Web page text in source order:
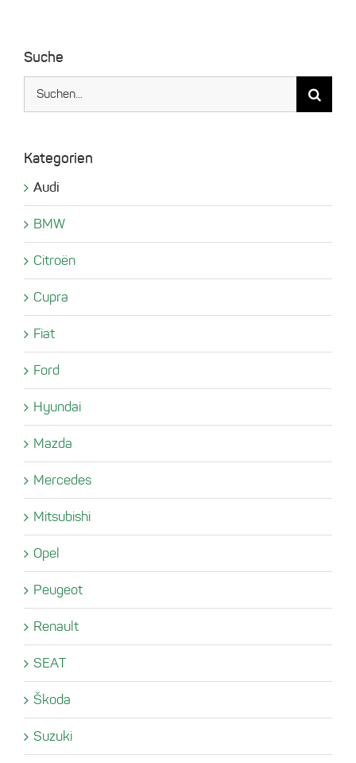
Suche
Kategorien
Audi
BMW
Citroën
Cupra
Fiat
Ford
Hyundai
Mazda
Mercedes
Mitsubishi
Opel
Peugeot
Renault
SEAT
Škoda
Suzuki